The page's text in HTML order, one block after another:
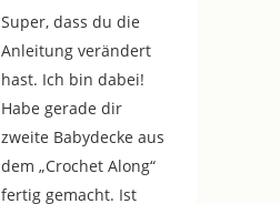
Super, dass du die
Anleitung verändert
hast. Ich bin dabei!
Habe gerade dir
zweite Babydecke aus
dem „Crochet Along“
fertig gemacht. Ist